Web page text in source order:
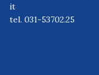
it
tel. 031-53702.25